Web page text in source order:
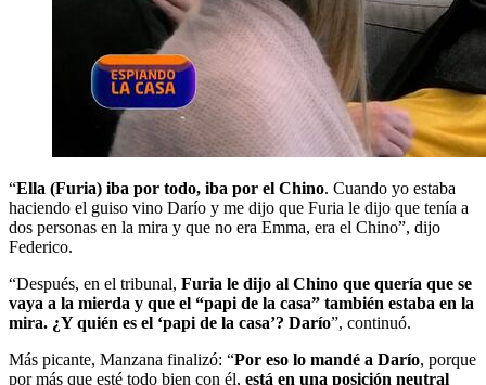
“Ella (Furia) iba por todo, iba por el Chino. Cuando yo estaba
haciendo el guiso vino Darío y me dijo que Furia le dijo que tenía a
dos personas en la mira y que no era Emma, era el Chino”, dijo
Federico.
“Después, en el tribunal, Furia le dijo al Chino que quería que se
vaya a la mierda y que el “papi de la casa” también estaba en la
mira. ¿Y quién es el ‘papi de la casa’? Darío”, continuó.
Más picante, Manzana finalizó: “Por eso lo mandé a Darío, porque
por más que esté todo bien con él, está en una posición neutral